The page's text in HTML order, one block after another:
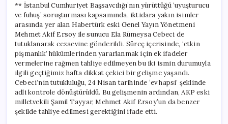
Ela
Rümeysa
Cebeci’nin
Tutukluluk
Süreci:
Siyasetle
İlişkiler
Üzerine
Çarpıcı
Açıklamalar
için
** İstanbul Cumhuriyet Başsavcılığı’nın yürüttüğü ‘uyuşturucu
ve fuhuş’ soruşturması kapsamında, iktidara yakın isimler
arasında yer alan Habertürk eski Genel Yayın Yönetmeni
Mehmet Akif Ersoy ile sunucu Ela Rümeysa Cebeci de
tutuklanarak cezaevine gönderildi. Süreç içerisinde, ‘etkin
pişmanlık’ hükümlerinden yararlanmak için ek ifadeler
vermelerine rağmen tahliye edilmeyen bu iki ismin durumuyla
ilgili geçtiğimiz hafta dikkat çekici bir gelişme yaşandı.
Cebeci’nin tutukluluğu, 24 Nisan tarihinde ‘ev hapsi’ şeklinde
adli kontrole dönüştürüldü. Bu gelişmenin ardından, AKP eski
milletvekili Şamil Tayyar, Mehmet Akif Ersoy’un da benzer
şekilde tahliye edilmesi gerektiğini ifade etti.